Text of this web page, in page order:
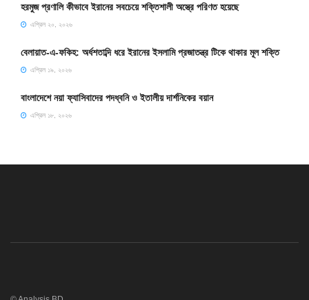
হরমুজ প্রণালি কীভাবে ইরানের সবচেয়ে শক্তিশালী অস্ত্রে পরিণত হয়েছে
এপ্রিল ২০, ২০২৬
বেলায়াত-এ-ফকিহ: অর্ধশতাব্দি ধরে ইরানের ইসলামি প্রজাতন্ত্র টিকে থাকার মূল শক্তি
এপ্রিল ১৯, ২০২৬
বাংলাদেশে নয়া ফ্যাসিবাদের পদধ্বনি ও ইতালীয় দার্শনিকের বয়ান
এপ্রিল ১৮, ২০২৬